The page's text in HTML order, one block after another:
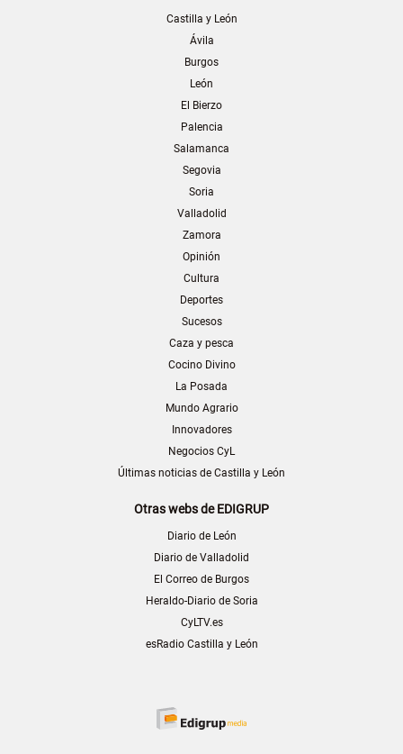
Castilla y León
Ávila
Burgos
León
El Bierzo
Palencia
Salamanca
Segovia
Soria
Valladolid
Zamora
Opinión
Cultura
Deportes
Sucesos
Caza y pesca
Cocino Divino
La Posada
Mundo Agrario
Innovadores
Negocios CyL
Últimas noticias de Castilla y León
Otras webs de EDIGRUP
Diario de León
Diario de Valladolid
El Correo de Burgos
Heraldo-Diario de Soria
CyLTV.es
esRadio Castilla y León